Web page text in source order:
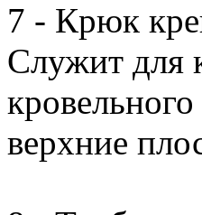
7 - Крюк
Служит для
верхние